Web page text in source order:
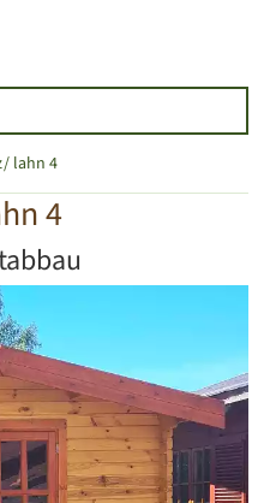
lahn 4
4